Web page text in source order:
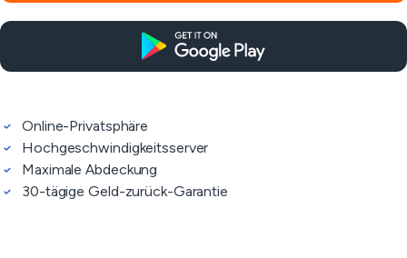
Online-Privatsphäre
Hochgeschwindigkeitsserver
Maximale Abdeckung
30-tägige Geld-zurück-Garantie